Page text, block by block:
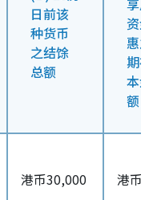
日前该
种货币
之结馀
总额
享用
资金
惠之
期存
本金
额
港币30,000 港币